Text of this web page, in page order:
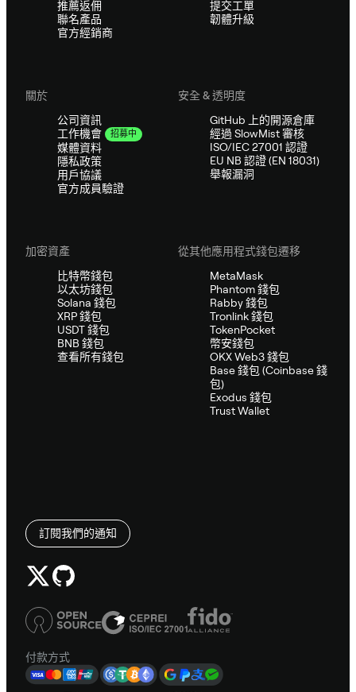
推薦返佣
聯名產品
官方經銷商
提交工單
韌體升級
關於
公司資訊
工作機會
招募中
媒體資料
隱私政策
用戶協議
官方成員驗證
安全 & 透明度
GitHub 上的開源倉庫
經過 SlowMist 審核
ISO/IEC 27001 認證
EU NB 認證 (EN 18031)
舉報漏洞
加密資產
比特幣錢包
以太坊錢包
Solana 錢包
XRP 錢包
USDT 錢包
BNB 錢包
查看所有錢包
從其他應用程式錢包遷移
MetaMask
Phantom 錢包
Rabby 錢包
Tronlink 錢包
TokenPocket
幣安錢包
OKX Web3 錢包
Base 錢包 (Coinbase 錢
包)
Exodus 錢包
Trust Wallet
訂閱我們的通知
付款方式